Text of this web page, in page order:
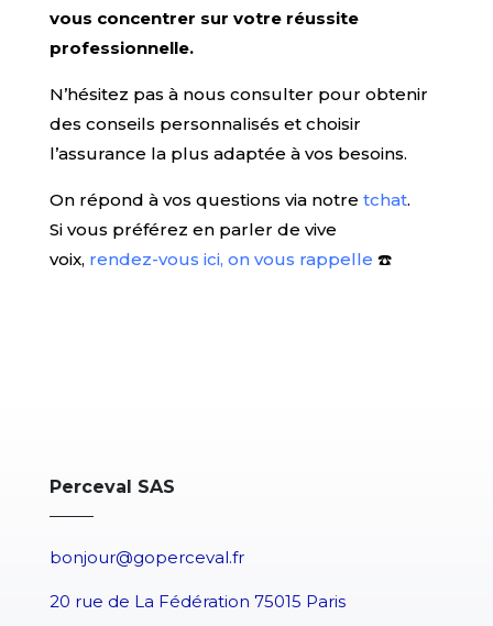
vous concentrer sur votre réussite
professionnelle.
N’hésitez pas à nous consulter pour obtenir
des conseils personnalisés et choisir
l’assurance la plus adaptée à vos besoins.
On répond à vos questions via notre tchat.
Si vous préférez en parler de vive
voix, rendez-vous ici, on vous rappelle ☎️
Perceval SAS
bonjour@goperceval.fr
20 rue de La Fédération 75015 Paris